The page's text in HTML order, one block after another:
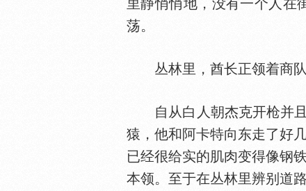
里静悄悄地，没有一个人在
荡。
丛林里，酋长正领着商队
自从白人朝杰克开枪并且
猿，他和阿卡特向东走了好
已经很给实的肌肉变得像钢
本领。至于在丛林里辨别道